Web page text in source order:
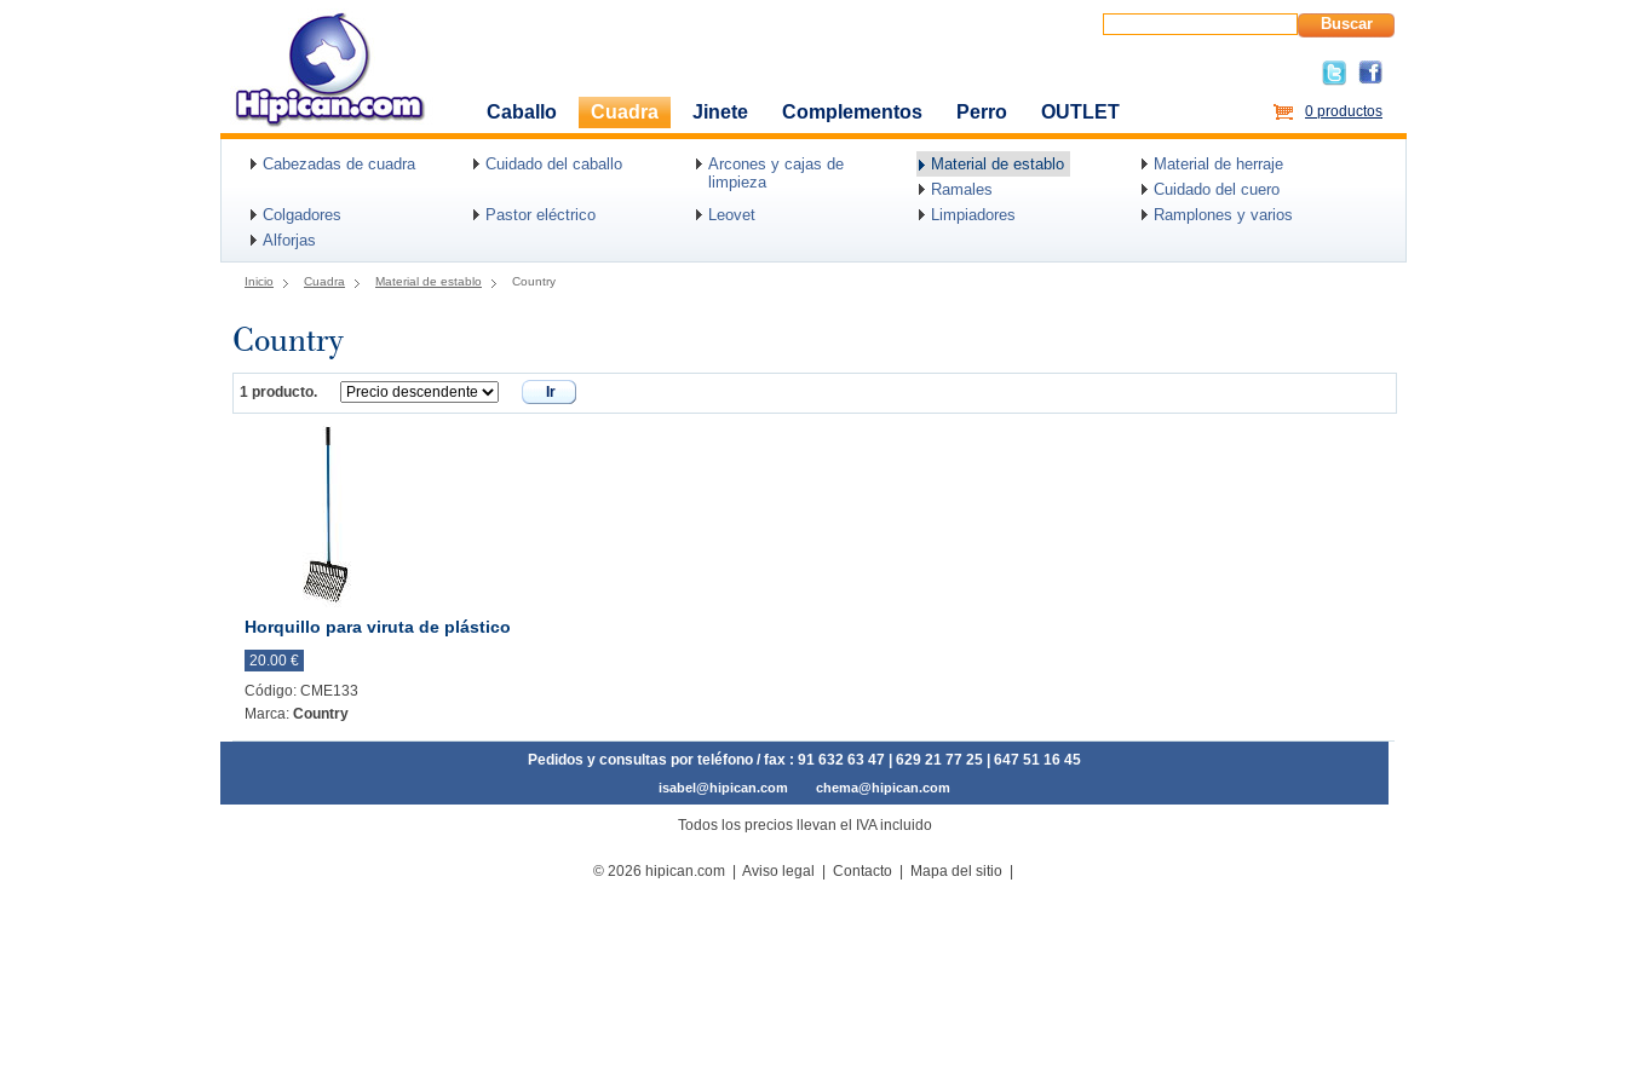
Buscar
Caballo Cuadra Jinete Complementos Perro OUTLET 0 productos
Cabezadas de cuadra Cuidado del caballo
Arcones y cajas de
limpieza
Material de establo
Material de herraje
Ramales
Cuidado del cuero
Colgadores
Pastor eléctrico Leovet Limpiadores
Ramplones y varios
Alforjas
Inicio Cuadra Material de establo Country
Country
1 producto. Ir
Horquillo para viruta de plástico
20.00 €
Código: CME133
Marca: Country
Pedidos y consultas por teléfono / fax : 91 632 63 47 | 629 21 77 25 | 647 51 16 45
isabel@hipican.com chema@hipican.com
Todos los precios llevan el IVA incluido
© 2026 hipican.com | Aviso legal Contacto| Mapa del sitio|